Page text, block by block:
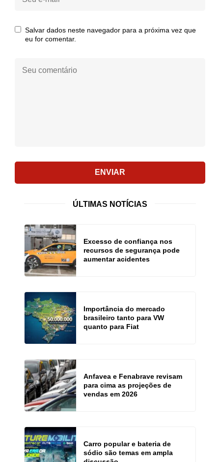
Salvar dados neste navegador para a próxima vez que
eu for comentar.
comentário:
ENVIAR
ÚLTIMAS NOTÍCIAS
Excesso de confiança nos
recursos de segurança pode
aumentar acidentes
Importância do mercado
brasileiro tanto para VW
quanto para Fiat
Anfavea e Fenabrave revisam
para cima as projeções de
vendas em 2026
Carro popular e bateria de
sódio são temas em ampla